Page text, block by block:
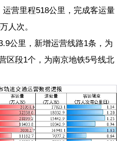
营里程518公里，完成客运量
人次。
公里，新增运营线路1条，为
区段1个，为南京地铁5号线北